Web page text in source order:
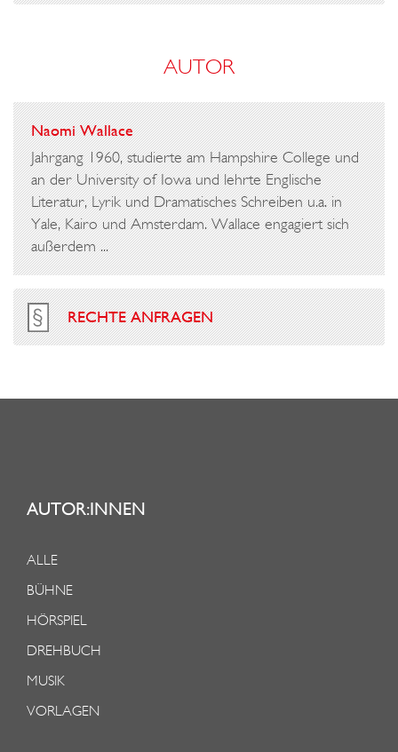
AUTOR
Naomi Wallace
Jahrgang 1960, studierte am Hampshire College und
an der University of Iowa und lehrte Englische
Literatur, Lyrik und Dramatisches Schreiben u.a. in
Yale, Kairo und Amsterdam. Wallace engagiert sich
außerdem ...
RECHTE ANFRAGEN
AUTOR:INNEN
ALLE
BÜHNE
HÖRSPIEL
DREHBUCH
MUSIK
VORLAGEN